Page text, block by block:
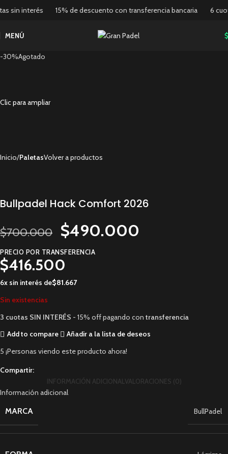
MENÚ $
-30%Agotado
Clic para ampliar
Inicio PaletasVolver a productos
Bullpadel Hack Comfort 2026
$700.000 $490.000
PRECIO POR TRANSFERENCIA
$416.500
6x sin interés de$81.667
Sin existencias
3 cuotas SIN INTERÉS - 15% off pagando con transferencia
Add to compare
Añadir a la lista de deseos
5 ¡Personas viendo este producto ahora!
Compartir:
INFORMACIÓN ADICIONAL VALORACIONES (0)
Información adicional
MARCA BullPadel
interés 15% de descuento con transferencia bancaria 6 cuotas